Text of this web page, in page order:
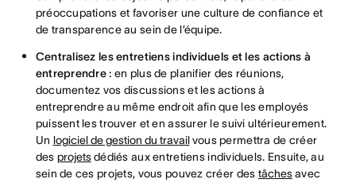
préoccupations et favoriser une culture de confiance et
de transparence au sein de l’équipe.
Centralisez les entretiens individuels et les actions à
entreprendre : en plus de planifier des réunions,
documentez vos discussions et les actions à
entreprendre au même endroit afin que les employés
puissent les trouver et en assurer le suivi ultérieurement.
Un logiciel de gestion du travailvous permettra de créer
des projetsdédiés aux entretiens individuels. Ensuite, au
sein de ces projets, vous pouvez créer des tâchesavec